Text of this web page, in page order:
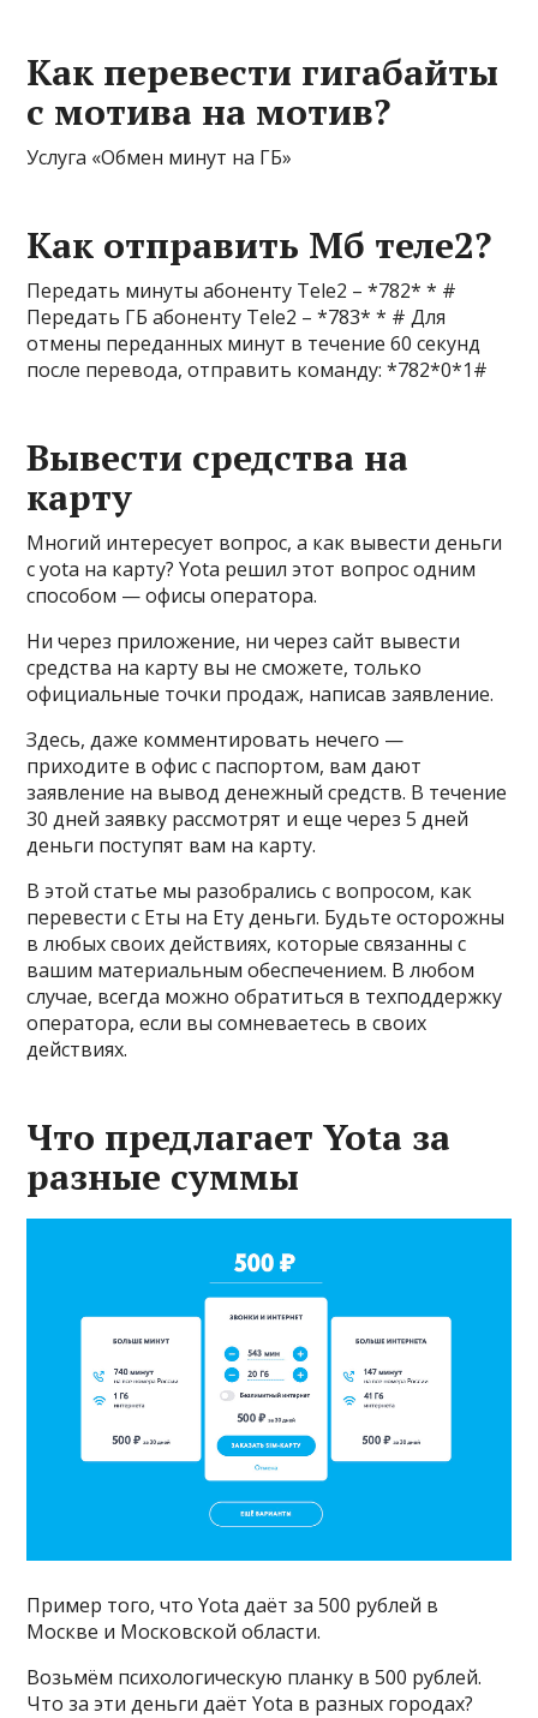
Как перевести гигабайты
с мотива на мотив?
Услуга «Обмен минут на ГБ»
Как отправить Мб теле2?
Передать минуты абоненту Tele2 – *782* * #
Передать ГБ абоненту Tele2 – *783* * # Для
отмены переданных минут в течение 60 секунд
после перевода, отправить команду: *782*0*1#
Вывести средства на
карту
Многий интересует вопрос, а как вывести деньги
с yota на карту? Yota решил этот вопрос одним
способом — офисы оператора.
Ни через приложение, ни через сайт вывести
средства на карту вы не сможете, только
официальные точки продаж, написав заявление.
Здесь, даже комментировать нечего —
приходите в офис с паспортом, вам дают
заявление на вывод денежный средств. В течение
30 дней заявку рассмотрят и еще через 5 дней
деньги поступят вам на карту.
В этой статье мы разобрались с вопросом, как
перевести с Еты на Ету деньги. Будьте осторожны
в любых своих действиях, которые связанны с
вашим материальным обеспечением. В любом
случае, всегда можно обратиться в техподдержку
оператора, если вы сомневаетесь в своих
действиях.
Что предлагает Yota за
разные суммы
Пример того, что Yota даёт за 500 рублей в
Москве и Московской области.
Возьмём психологическую планку в 500 рублей.
Что за эти деньги даёт Yota в разных городах?